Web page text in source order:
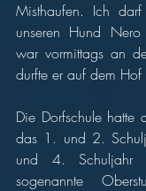
Misthaufen. Ich
unseren Hund
war vormittags an
durfte er auf dem Hof
Die Dorfschule hatte
das 1. und 2.
und 4.
sogenannte